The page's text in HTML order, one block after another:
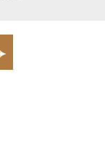
появления в
сцене.